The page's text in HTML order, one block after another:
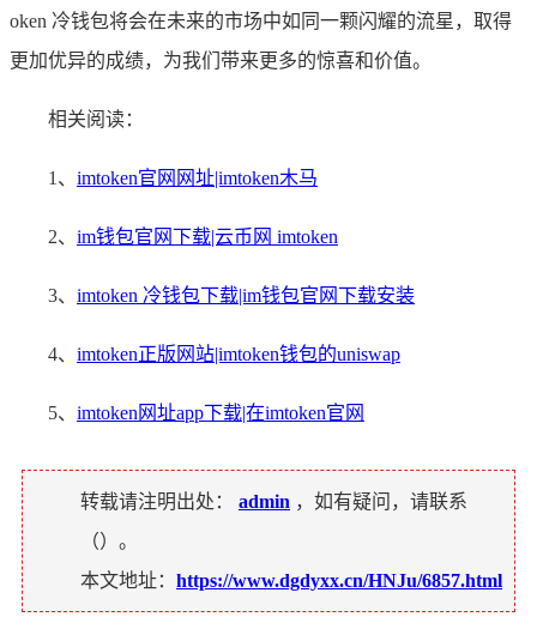
oken 冷钱包将会在未来的市场中如同一颗闪耀的流星，取得
更加优异的成绩，为我们带来更多的惊喜和价值。
相关阅读：
1、 imtoken官网网址|imtoken木马
2、 im钱包官网下载|云币网 imtoken
3、 imtoken 冷钱包下载|im钱包官网下载安装
4、 imtoken正版网站|imtoken钱包的uniswap
5、 imtoken网址app下载|在imtoken官网
转载请注明出处： admin ，如有疑问，请联系
（）。
本文地址： https://www.dgdyxx.cn/HNJu/6857.html